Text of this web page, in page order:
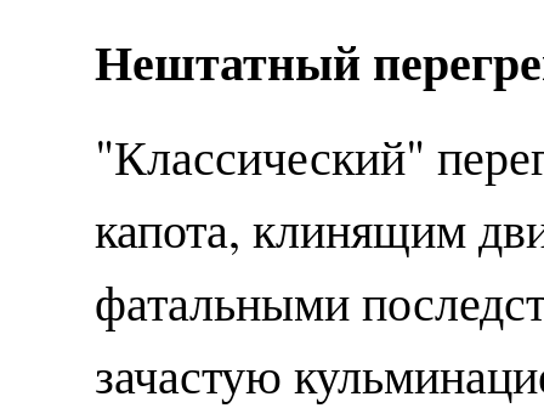
Нештатный
"Классический"
капота, клинящим
фатальными
зачастую